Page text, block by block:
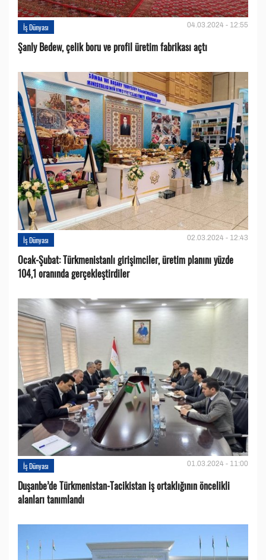
İş Dünyası 04.03.2024 - 12:55
Şanly Bedew, çelik boru ve profil üretim fabrikası açtı
İş Dünyası 02.03.2024 - 12:43
Ocak-Şubat: Türkmenistanlı girişimciler, üretim planını yüzde
104,1 oranında gerçekleştirdiler
İş Dünyası 01.03.2024 - 11:00
Duşanbe’de Türkmenistan-Tacikistan iş ortaklığının öncelikli
alanları tanımlandı